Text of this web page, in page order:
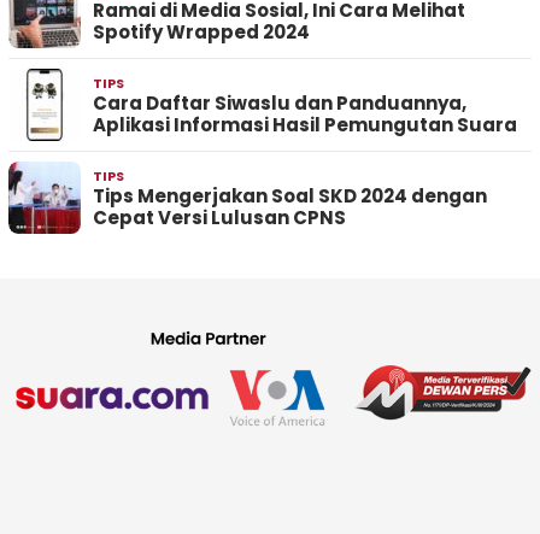
Ramai di Media Sosial, Ini Cara Melihat
Spotify Wrapped 2024
TIPS
Cara Daftar Siwaslu dan Panduannya,
Aplikasi Informasi Hasil Pemungutan Suara
TIPS
Tips Mengerjakan Soal SKD 2024 dengan
Cepat Versi Lulusan CPNS